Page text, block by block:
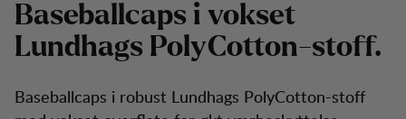
Baseballcaps i vokset
Lundhags PolyCotton-stoff.
Baseballcaps i robust Lundhags PolyCotton-stoff